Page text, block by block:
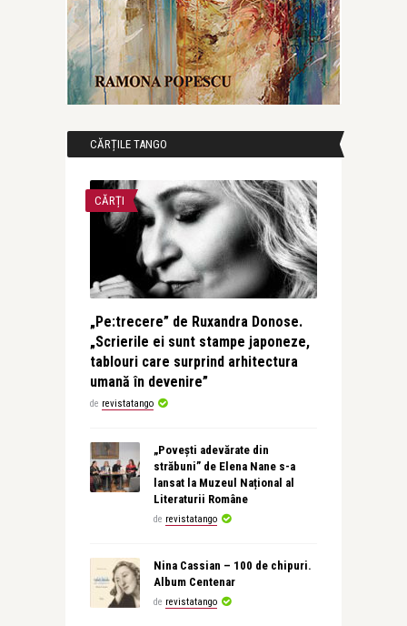
CĂRȚILE TANGO
CĂRȚI
„Pe:trecere” de Ruxandra Donose.
„Scrierile ei sunt stampe japoneze,
tablouri care surprind arhitectura
umană în devenire”
de revistatango
„Povești adevărate din
străbuni” de Elena Nane s-a
lansat la Muzeul Național al
Literaturii Române
de revistatango
Nina Cassian – 100 de chipuri.
Album Centenar
de revistatango